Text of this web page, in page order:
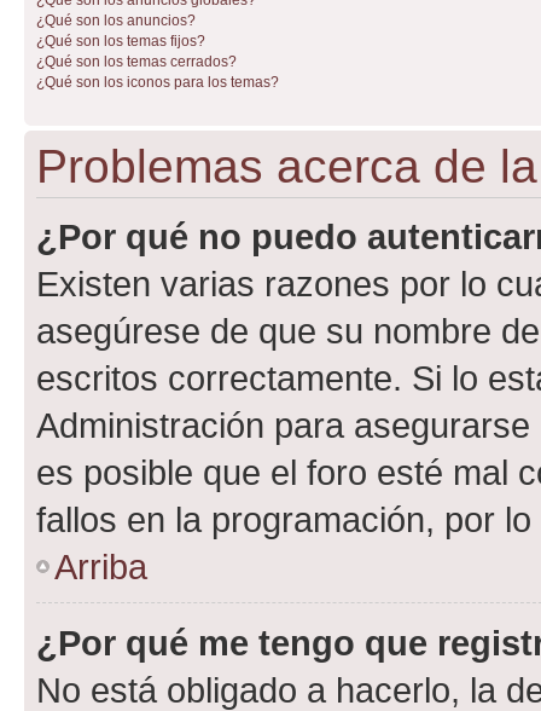
¿Qué son los anuncios?
¿Qué son los temas fijos?
¿Qué son los temas cerrados?
¿Qué son los iconos para los temas?
Problemas acerca de
¿Por qué no puedo
Existen varias razones por lo
asegúrese de que su nombre
escritos correctamente. Si lo
Administración para
es posible que el foro esté mal
fallos en la programación, por
Arriba
¿Por qué me tengo que
No está obligado a hacerlo, la